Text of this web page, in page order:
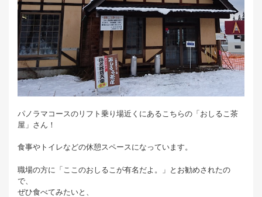
パノラマコースのリフト乗り場近くにあるこちらの「おしるこ茶
屋」さん！
食事やトイレなどの休憩スペースになっています。
職場の方に「ここのおしるこが有名だよ。」とお勧めされたの
で、
ぜひ食べてみたいと、